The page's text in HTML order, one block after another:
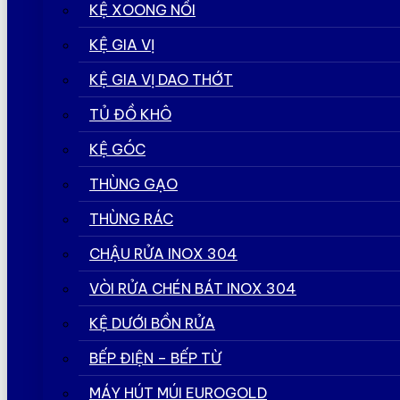
KỆ XOONG NỒI
KỆ GIA VỊ
KỆ GIA VỊ DAO THỚT
TỦ ĐỒ KHÔ
KỆ GÓC
THÙNG GẠO
THÙNG RÁC
CHẬU RỬA INOX 304
VÒI RỬA CHÉN BÁT INOX 304
KỆ DƯỚI BỒN RỬA
BẾP ĐIỆN – BẾP TỪ
MÁY HÚT MÚI EUROGOLD